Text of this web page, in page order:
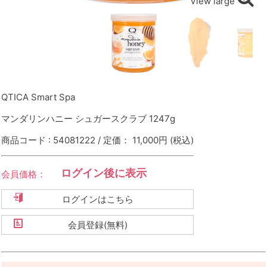
QTICA Smart Spa
マンダリンハニー シュガースクラブ 1247g
商品コード : 54081222 / 定価： 11,000円 (税込)
会員価格： ログイン後に表示
ログインはこちら
会員登録(無料)